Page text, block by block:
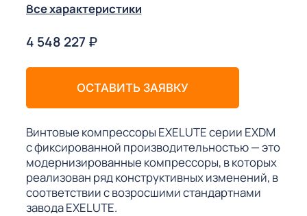
Все характеристики
4 548 227 ₽
ОСТАВИТЬ ЗАЯВКУ
Винтовые компрессоры EXELUTE серии EXDM
с фиксированной производительностью — это
модернизированные компрессоры, в которых
реализован ряд конструктивных изменений, в
соответствии с возросшими стандартнами
завода EXELUTE.